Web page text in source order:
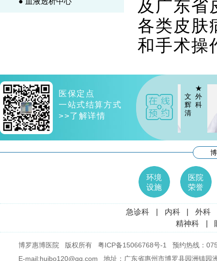
及广东省
各类皮肤
和手术操
医保定点
一站式结算方式
>>了解详情
辉
清
科
文
辉
清
★
外
科
文 外
环境
设施
医院
荣誉
急诊科 内科 外科
精神科
博罗惠博医院 版权所有 粤ICP备15066768号-1
预约热线：
E-mail:huibo120@qq.com 地址：广东省惠州市博罗县园洲镇